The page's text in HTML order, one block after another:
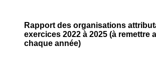
Rapport des organisations
exercices 2022 à 2025 (à remettre
chaque année)